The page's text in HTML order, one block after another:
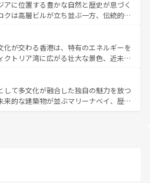
わってみてほしい。 なお、新着の韓国情報はコンテンツ一
い。
ンス統治時代の建物も、独特の雰囲気を
また、バラエティの豊かさとおいしさで
ンミー、ベトナムコーヒーなどは、ぜ
い。どの地域を訪れてもあたたかい人々
くれるので、きっと忘れられない旅にな
アに位置する豊かな自然と歴史が息づく
クは高層ビルが立ち並ぶ一方、伝統的な
る。北部ではチェンマイなどの山岳地
い、南部ではプーケットやクラビの美し
ト気分を楽しむことができる。タイ料理
年中温暖で、どの季節にも異なる楽しみ
しみやすいタイの人々、仏教を中心とし
様な観光資源が、訪れる旅人を魅了し続
化が交わる香港は、特有のエネルギーを
クトリア湾に広がる壮大な景色、近未来
も感動するはず。観光スポットが密集し
見どころを回れるのも魅力。息をのむよ
的な体験まで、香港を存分に楽しみ尽く
して多文化が融合した独自の魅力を放つ
来的な建築物が並ぶマリーナベイ、歴史
元の風情を楽しめる外せないスポット